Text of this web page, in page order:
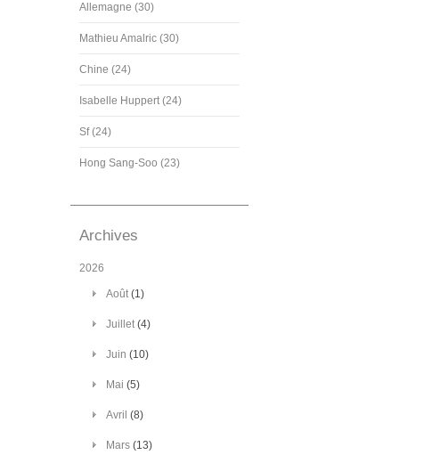
Allemagne (30)
Mathieu Amalric (30)
Chine (24)
Isabelle Huppert (24)
Sf (24)
Hong Sang-Soo (23)
Archives
2026
Août(1)
Juillet(4)
Juin (10)
Mai (5)
Avril (8)
Mars (13)